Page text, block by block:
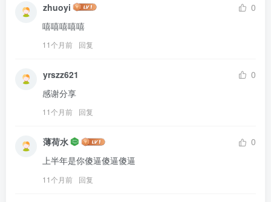
zhuoyi
0
嘻嘻嘻嘻嘻
11个月前 回复
yrszz621
0
感谢分享
11个月前 回复
薄荷水
0
上半年是你傻逼傻逼傻逼
11个月前 回复